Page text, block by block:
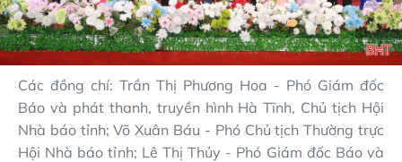
Các đồng chí: Trần Thị Phương Hoa - Phó Giám đốc
Báo và phát thanh, truyền hình Hà Tĩnh, Chủ tịch Hội
Nhà báo tỉnh; Võ Xuân Báu - Phó Chủ tịch Thường trực
Hội Nhà báo tỉnh; Lê Thị Thủy - Phó Giám đốc Báo và